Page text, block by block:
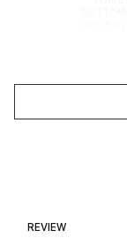
REVIEW